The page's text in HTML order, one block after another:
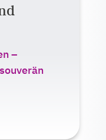
–
Präsenz)
MwSt.